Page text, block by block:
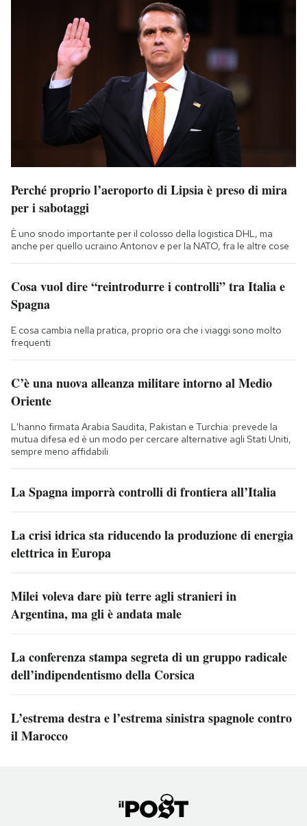
Perché proprio l’aeroporto di Lipsia è preso di mira
per i sabotaggi
È uno snodo importante per il colosso della logistica DHL, ma
anche per quello ucraino Antonov e per la NATO, fra le altre cose
Cosa vuol dire “reintrodurre i controlli” tra Italia e
Spagna
E cosa cambia nella pratica, proprio ora che i viaggi sono molto
frequenti
C’è una nuova alleanza militare intorno al Medio
Oriente
L'hanno firmata Arabia Saudita, Pakistan e Turchia: prevede la
mutua difesa ed è un modo per cercare alternative agli Stati Uniti,
sempre meno affidabili
La Spagna imporrà controlli di frontiera all’Italia
La crisi idrica sta riducendo la produzione di energia
elettrica in Europa
Milei voleva dare più terre agli stranieri in
Argentina, ma gli è andata male
La conferenza stampa segreta di un gruppo radicale
dell’indipendentismo della Corsica
L’estrema destra e l’estrema sinistra spagnole contro
il Marocco